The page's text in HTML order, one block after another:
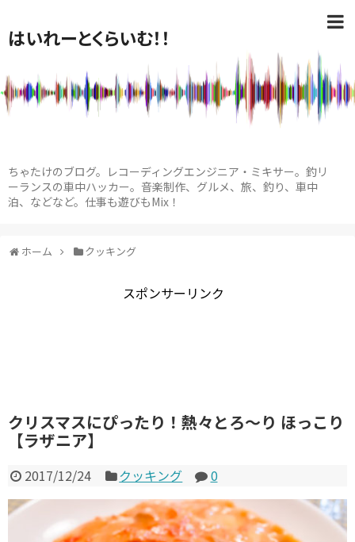
はいれーとくらいむ！！
ちゃたけのブログ。レコーディングエンジニア・ミキサー。釣リ
ーランスの車中ハッカー。音楽制作、グルメ、旅、釣り、車中
泊、などなど。仕事も遊びもMix！
ホーム クッキング
スポンサーリンク
クリスマスにぴったり！熱々とろ〜り ほっこり
【ラザニア】
2017/12/24 クッキング 0